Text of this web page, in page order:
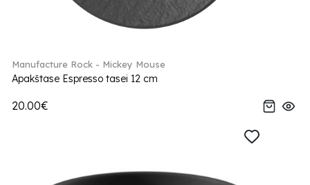
Manufacture Rock - Mickey Mouse
Apakštase Espresso tasei 12 cm
20.00€